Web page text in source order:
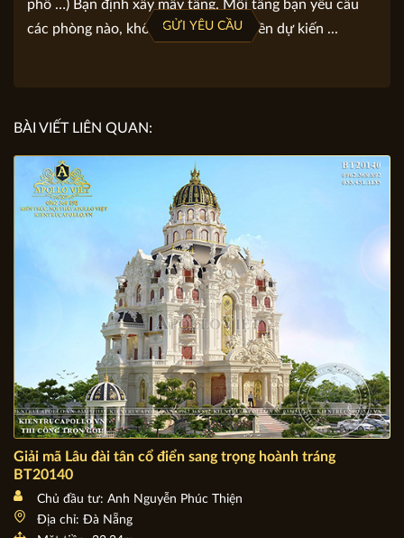
Gợi ý viết yêu cầu: Địa chỉ khu đất, diện tích đất, mặt
BÀI VIẾT LIÊN QUAN:
Giải mã Lâu đài tân cổ điển sang trọng hoành tráng